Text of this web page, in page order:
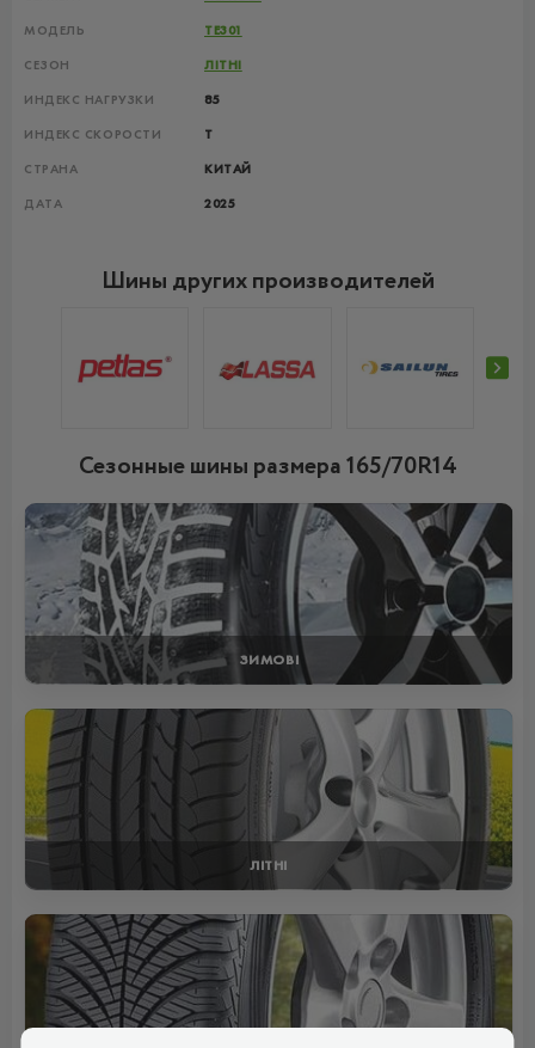
МОДЕЛЬ TE301
СЕЗОН ЛІТНІ
ИНДЕКС НАГРУЗКИ 85
ИНДЕКС СКОРОСТИ T
СТРАНА КИТАЙ
ДАТА 2025
Шины других производителей
Сезонные шины размера 165/70R14
ЗИМОВІ
ЛІТНІ